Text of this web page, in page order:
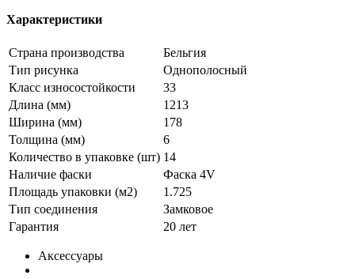
Характеристики
Страна производства
Бельгия
Тип рисунка
Однополосный
Класс износостойкости
33
Длина (мм)
1213
Ширина (мм)
178
Толщина (мм)
6
Количество в упаковке (шт) 14
Наличие фаски
Фаска 4V
Площадь упаковки (м2)
1.725
Тип соединения
Замковое
Гарантия
20 лет
Аксессуары